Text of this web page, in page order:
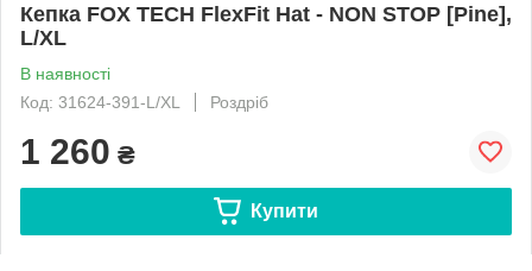
Кепка FOX TECH FlexFit Hat - NON STOP [Pine],
L/XL
В наявності
Код: 31624-391-L/XL
Роздріб
1 260 ₴
Купити